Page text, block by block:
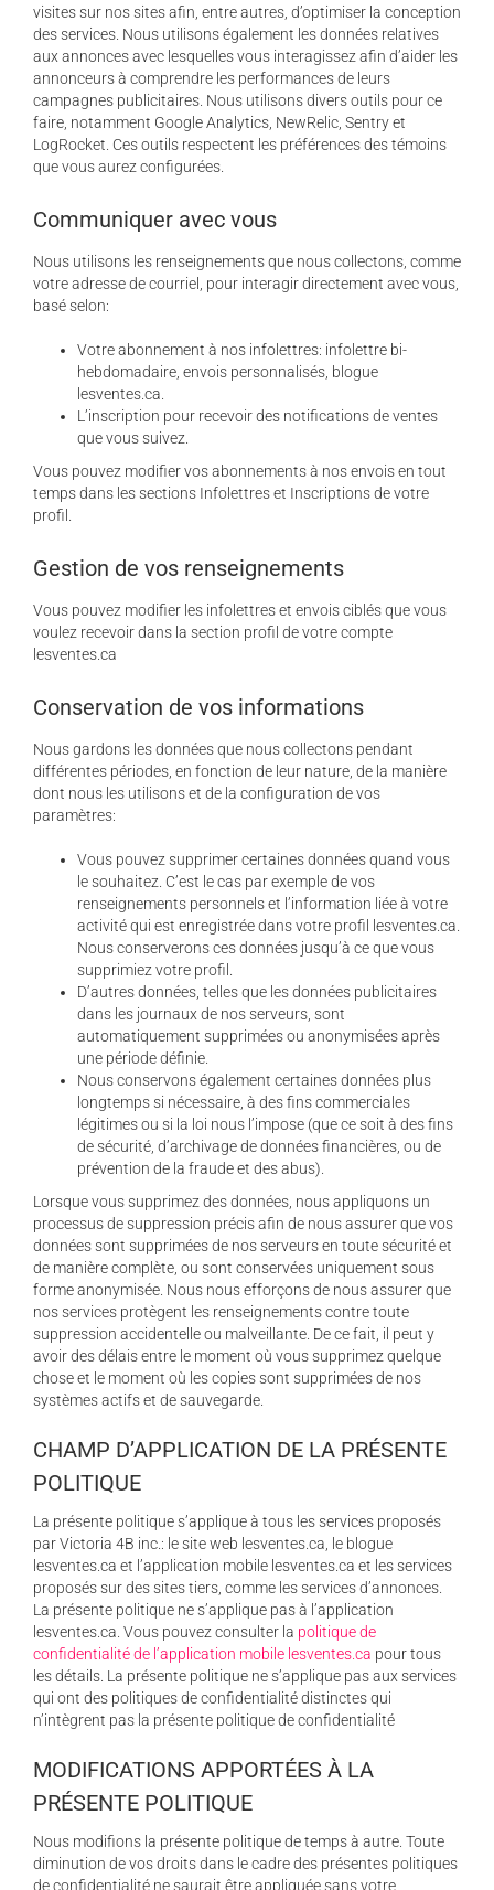
visites sur nos sites afin, entre autres, d’optimiser la conception
des services. Nous utilisons également les données relatives
aux annonces avec lesquelles vous interagissez afin d’aider les
annonceurs à comprendre les performances de leurs
campagnes publicitaires. Nous utilisons divers outils pour ce
faire, notamment Google Analytics, NewRelic, Sentry et
LogRocket. Ces outils respectent les préférences des témoins
que vous aurez configurées.
Communiquer avec vous
Nous utilisons les renseignements que nous collectons, comme
votre adresse de courriel, pour interagir directement avec vous,
basé selon:
Votre abonnement à nos infolettres: infolettre bi-
hebdomadaire, envois personnalisés, blogue
lesventes.ca.
L’inscription pour recevoir des notifications de ventes
que vous suivez.
Vous pouvez modifier vos abonnements à nos envois en tout
temps dans les sections Infolettres et Inscriptions de votre
profil.
Gestion de vos renseignements
Vous pouvez modifier les infolettres et envois ciblés que vous
voulez recevoir dans la section profil de votre compte
lesventes.ca
Conservation de vos informations
Nous gardons les données que nous collectons pendant
différentes périodes, en fonction de leur nature, de la manière
dont nous les utilisons et de la configuration de vos
paramètres:
Vous pouvez supprimer certaines données quand vous
le souhaitez. C’est le cas par exemple de vos
renseignements personnels et l’information liée à votre
activité qui est enregistrée dans votre profil lesventes.ca.
Nous conserverons ces données jusqu’à ce que vous
supprimiez votre profil.
D’autres données, telles que les données publicitaires
dans les journaux de nos serveurs, sont
automatiquement supprimées ou anonymisées après
une période définie.
Nous conservons également certaines données plus
longtemps si nécessaire, à des fins commerciales
légitimes ou si la loi nous l’impose (que ce soit à des fins
de sécurité, d’archivage de données financières, ou de
prévention de la fraude et des abus).
Lorsque vous supprimez des données, nous appliquons un
processus de suppression précis afin de nous assurer que vos
données sont supprimées de nos serveurs en toute sécurité et
de manière complète, ou sont conservées uniquement sous
forme anonymisée. Nous nous efforçons de nous assurer que
nos services protègent les renseignements contre toute
suppression accidentelle ou malveillante. De ce fait, il peut y
avoir des délais entre le moment où vous supprimez quelque
chose et le moment où les copies sont supprimées de nos
systèmes actifs et de sauvegarde.
CHAMP D’APPLICATION DE LA PRÉSENTE
POLITIQUE
La présente politique s’applique à tous les services proposés
par Victoria 4B inc.: le site web lesventes.ca, le blogue
lesventes.ca et l’application mobile lesventes.ca et les services
proposés sur des sites tiers, comme les services d’annonces.
La présente politique ne s’applique pas à l’application
lesventes.ca. Vous pouvez consulter la politique de
confidentialité de l’application mobile lesventes.ca pour tous
les détails. La présente politique ne s’applique pas aux services
qui ont des politiques de confidentialité distinctes qui
n’intègrent pas la présente politique de confidentialité
MODIFICATIONS APPORTÉES À LA
PRÉSENTE POLITIQUE
Nous modifions la présente politique de temps à autre. Toute
diminution de vos droits dans le cadre des présentes politiques
de confidentialité ne saurait être appliquée sans votre